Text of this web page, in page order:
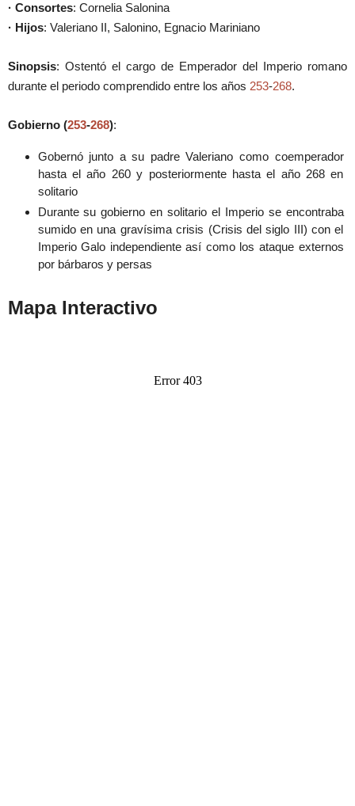
· Consortes: Cornelia Salonina
· Hijos: Valeriano II, Salonino, Egnacio Mariniano
Sinopsis: Ostentó el cargo de Emperador del Imperio romano
durante el periodo comprendido entre los años 253-268.
Gobierno (253-268):
Gobernó junto a su padre Valeriano como coemperador
hasta el año 260 y posteriormente hasta el año 268 en
solitario
Durante su gobierno en solitario el Imperio se encontraba
sumido en una gravísima crisis (Crisis del siglo III) con el
Imperio Galo independiente así como los ataque externos
por bárbaros y persas
Mapa Interactivo